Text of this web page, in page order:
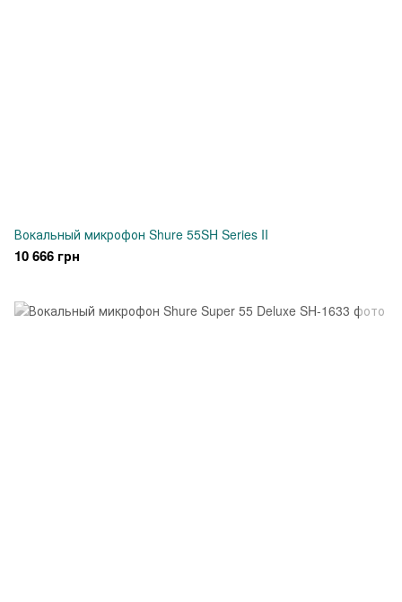
Вокальный микрофон Shure 55SH Series II
10 666 грн